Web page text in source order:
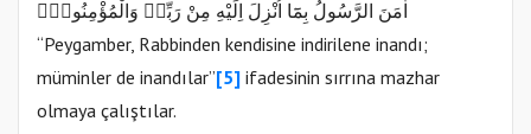
اٰمَنَ الرَّسُولُ بِمَٓا اُنْزِلَ اِلَيْهِ مِنْ رَبِّه۪ وَالْمُؤْمِنُونَۜ
“Peygamber, Rabbinden kendisine indirilene inandı;
müminler de inandılar”[5] ifadesinin sırrına mazhar
olmaya çalıştılar.